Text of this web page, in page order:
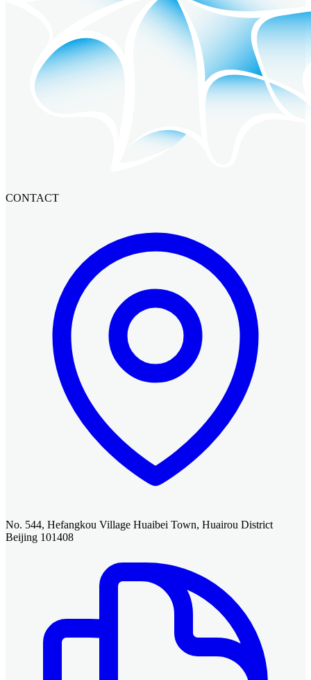
CONTACT
No. 544, Hefangkou Village Huaibei Town, Huairou District
Beijing 101408